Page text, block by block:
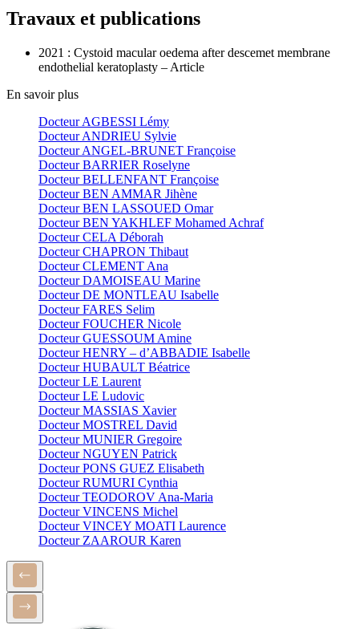
Travaux et publications
2021 : Cystoid macular oedema after descemet membrane
endothelial keratoplasty – Article
En savoir plus
Docteur AGBESSI Lémy
Docteur ANDRIEU Sylvie
Docteur ANGEL-BRUNET Françoise
Docteur BARRIER Roselyne
Docteur BELLENFANT Françoise
Docteur BEN AMMAR Jihène
Docteur BEN LASSOUED Omar
Docteur BEN YAKHLEF Mohamed Achraf
Docteur CELA Déborah
Docteur CHAPRON Thibaut
Docteur CLEMENT Ana
Docteur DAMOISEAU Marine
Docteur DE MONTLEAU Isabelle
Docteur FARES Selim
Docteur FOUCHER Nicole
Docteur GUESSOUM Amine
Docteur HENRY – d’ABBADIE Isabelle
Docteur HUBAULT Béatrice
Docteur LE Laurent
Docteur LE Ludovic
Docteur MASSIAS Xavier
Docteur MOSTREL David
Docteur MUNIER Gregoire
Docteur NGUYEN Patrick
Docteur PONS GUEZ Elisabeth
Docteur RUMURI Cynthia
Docteur TEODOROV Ana-Maria
Docteur VINCENS Michel
Docteur VINCEY MOATI Laurence
Docteur ZAAROUR Karen